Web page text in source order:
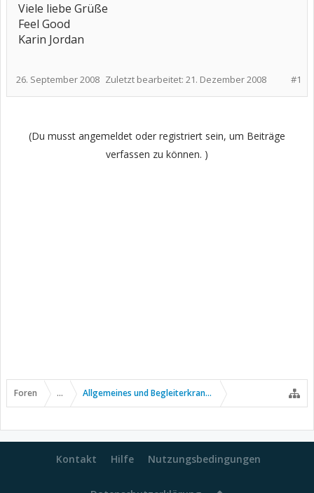
Viele liebe Grüße
Feel Good
Karin Jordan
#1
26. September 2008 Zuletzt bearbeitet: 21. Dezember 2008
(Du musst angemeldet oder registriert sein, um Beiträge
verfassen zu können. )
Foren ... Allgemeines und Begleiterkrankungen
Kontakt Hilfe Nutzungsbedingungen